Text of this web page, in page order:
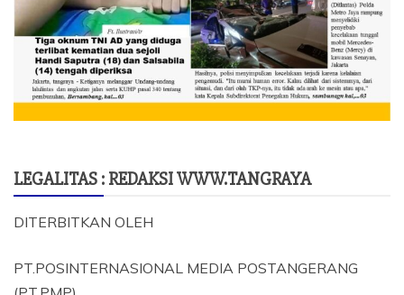
LEGALITAS : REDAKSI WWW.TANGRAYA
DITERBITKAN OLEH
PT.POSINTERNASIONAL MEDIA POSTANGERANG